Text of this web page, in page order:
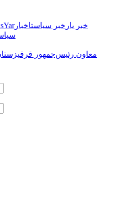
خبر یار خبر سیاستاخبار
معاون رئیس‌جمهور قرقیزستان